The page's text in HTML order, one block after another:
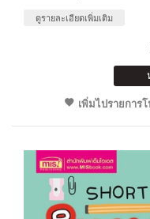
ดูรายละเอียดเพิ่มเติม
เพิ่มไปรายการ